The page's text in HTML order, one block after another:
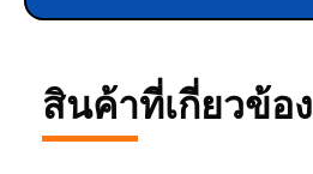
สินค้าที่เกี่ยวข้อง